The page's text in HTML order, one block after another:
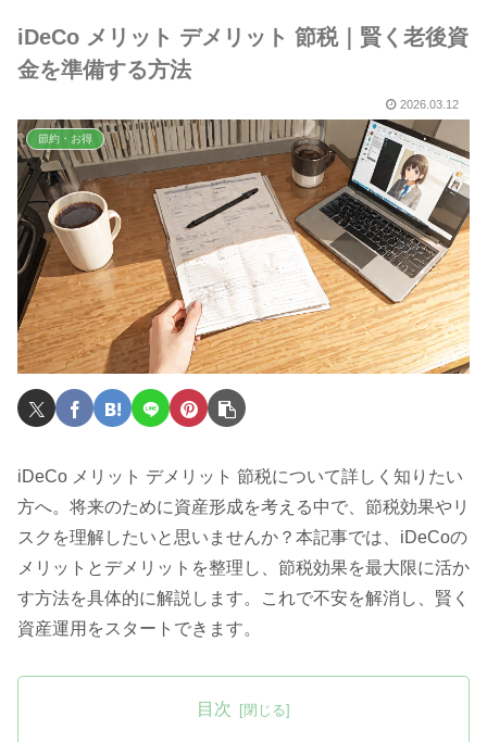
iDeCo メリット デメリット 節税｜賢く老後資
金を準備する方法
2026.03.12
節約・お得
iDeCo メリット デメリット 節税について詳しく知りたい
方へ。将来のために資産形成を考える中で、節税効果やリ
スクを理解したいと思いませんか？本記事では、iDeCoの
メリットとデメリットを整理し、節税効果を最大限に活か
す方法を具体的に解説します。これで不安を解消し、賢く
資産運用をスタートできます。
目次